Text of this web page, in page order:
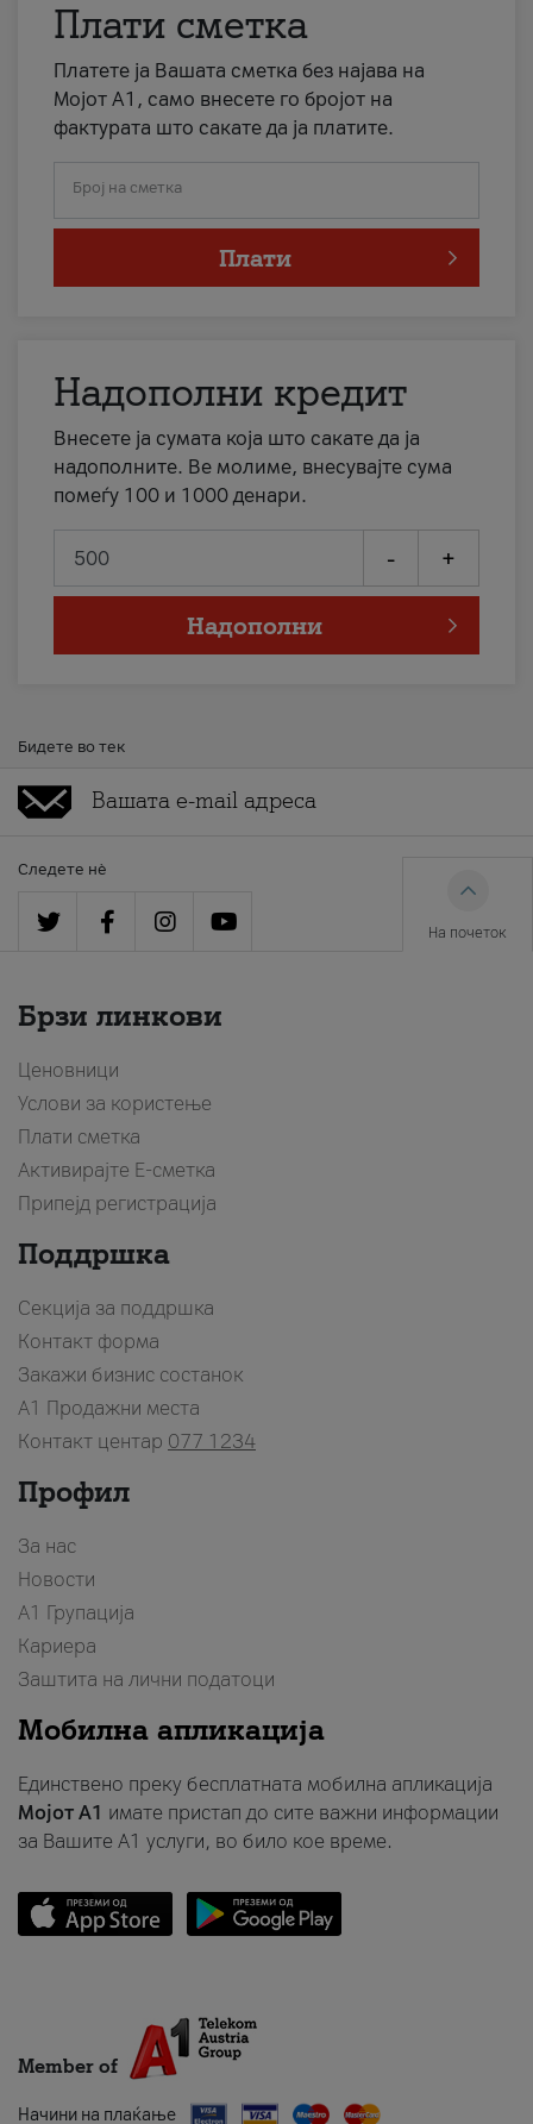
Плати сметка
Платете ја Вашата сметка без најава на
Мојот А1, само внесете го бројот на
фактурата што сакате да ја платите.
Број на сметка
Плати
Надополни кредит
Внесете ја сумата која што сакате да ја
надополните. Ве молиме, внесувајте сума
помеѓу 100 и 1000 денари.
- +
Надополни
Бидете во тек
Следете нè
На почеток
Брзи линкови
Ценовници
Услови за користење
Плати сметка
Активирајте Е-сметка
Припејд регистрација
Поддршка
Секција за поддршка
Контакт форма
Закажи бизнис состанок
A1 Продажни места
Контакт центар 077 1234
Профил
За нас
Новости
А1 Групација
Кариера
Заштита на лични податоци
Мобилна апликација
Единствено преку бесплатната мобилна апликација
Мојот A1 имате пристап до сите важни информации
за Вашите A1 услуги, во било кое време.
Member of
Начини на плаќање